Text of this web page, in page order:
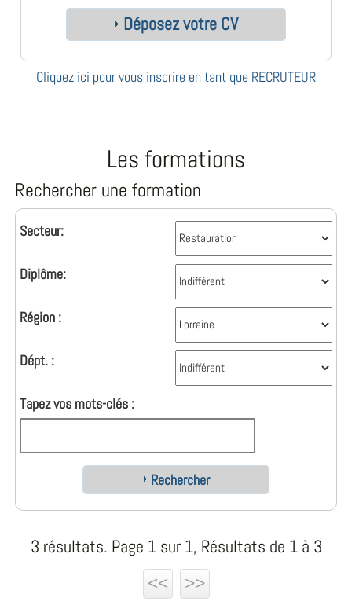
Déposez votre CV
Cliquez ici pour vous inscrire en tant que RECRUTEUR
Les formations
Rechercher une formation
Secteur:
Diplôme:
Région :
Dépt. :
Tapez vos mots-clés :
Rechercher
3 résultats. Page 1 sur 1, Résultats de 1 à 3
<<
>>